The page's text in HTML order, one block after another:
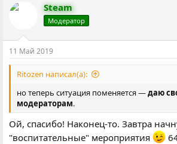
Steam
Модератор
11 Май 2019
Ritozen написал(а):
но теперь ситуация поменяется —даю
модераторам.
Ой, спасибо! Наконец-то. Завтра
"воспитательные" мероприятия